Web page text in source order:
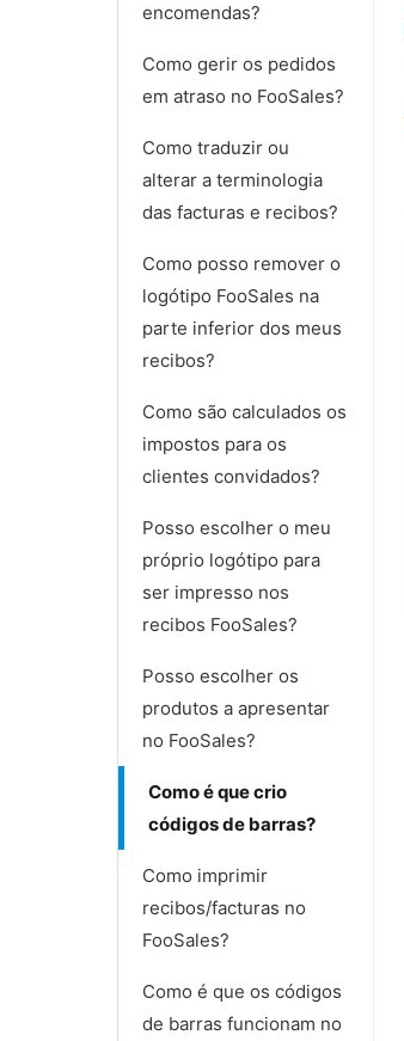
encomendas?
Como gerir os pedidos
em atraso no FooSales?
Como traduzir ou
alterar a terminologia
das facturas e recibos?
Como posso remover o
logótipo FooSales na
parte inferior dos meus
recibos?
Como são calculados os
impostos para os
clientes convidados?
Posso escolher o meu
próprio logótipo para
ser impresso nos
recibos FooSales?
Posso escolher os
produtos a apresentar
no FooSales?
Como é que crio
códigos de barras?
Como imprimir
recibos/facturas no
FooSales?
Como é que os códigos
de barras funcionam no